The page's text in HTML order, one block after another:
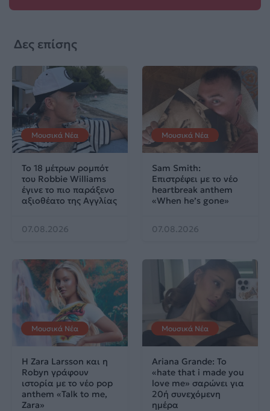
Δες επίσης
Μουσικά Νέα
Το 18 μέτρων ρομπότ
του Robbie Williams
έγινε το πιο παράξενο
αξιοθέατο της Αγγλίας
07.08.2026
Μουσικά Νέα
Sam Smith:
Επιστρέφει με το νέο
heartbreak anthem
«When he’s gone»
07.08.2026
Μουσικά Νέα
Η Zara Larsson και η
Robyn γράφουν
ιστορία με το νέο pop
anthem «Talk to me,
Zara»
Μουσικά Νέα
Ariana Grande: Το
«hate that i made you
love me» σαρώνει για
20ή συνεχόμενη
ημέρα